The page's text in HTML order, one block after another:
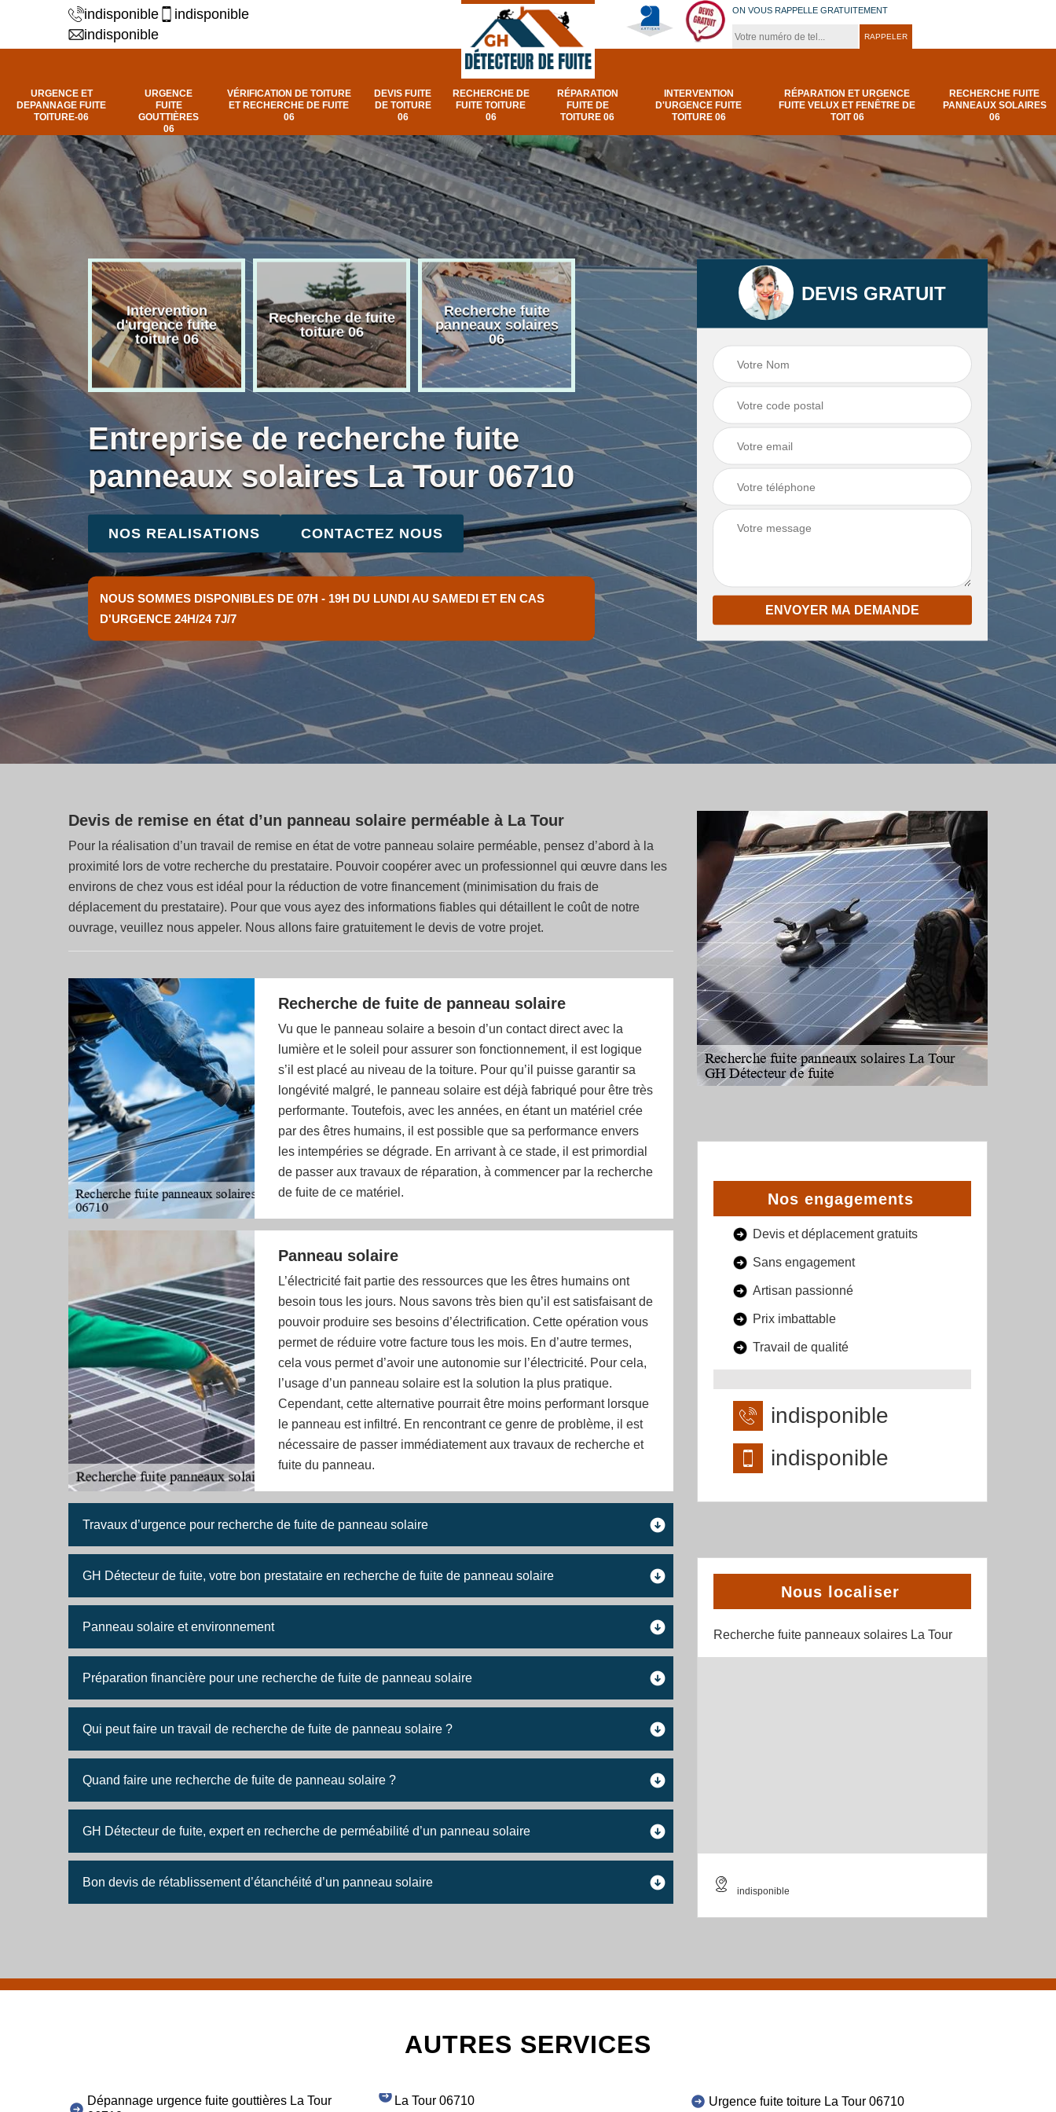
indisponible
indisponible
indisponible
ON VOUS RAPPELLE GRATUITEMENT
URGENCE ET
DEPANNAGE FUITE
TOITURE-06
URGENCE
FUITE
GOUTTIÈRES
06
VÉRIFICATION DE TOITURE
ET RECHERCHE DE FUITE
06
DEVIS FUITE
DE TOITURE
06
RECHERCHE DE
FUITE TOITURE
06
RÉPARATION
FUITE DE
TOITURE 06
INTERVENTION
D'URGENCE FUITE
TOITURE 06
RÉPARATION ET URGENCE
FUITE VELUX ET FENÊTRE DE
TOIT 06
RECHERCHE FUITE
PANNEAUX SOLAIRES
06
de
06
Intervention
d'urgence fuite
toiture 06
Recherche de fuite
toiture 06
Recherche fuite
panneaux solaires
06
urgence fuite velux
et fenêtre de toit 06
Réparation fuite de
toiture 06
Urgence et
depannage fuite
Entreprise de recherche fuite
panneaux solaires La Tour 06710
NOS REALISATIONS CONTACTEZ NOUS
NOUS SOMMES DISPONIBLES DE 07H - 19H DU LUNDI AU SAMEDI ET EN CAS
D'URGENCE 24H/24 7J/7
DEVIS GRATUIT
Devis de remise en état d’un panneau solaire perméable à La Tour
Pour la réalisation d’un travail de remise en état de votre panneau solaire perméable, pensez d’abord à la
proximité lors de votre recherche du prestataire. Pouvoir coopérer avec un professionnel qui œuvre dans les
environs de chez vous est idéal pour la réduction de votre financement (minimisation du frais de
déplacement du prestataire). Pour que vous ayez des informations fiables qui détaillent le coût de notre
ouvrage, veuillez nous appeler. Nous allons faire gratuitement le devis de votre projet.
Recherche de fuite de panneau solaire
Vu que le panneau solaire a besoin d’un contact direct avec la
lumière et le soleil pour assurer son fonctionnement, il est logique
s’il est placé au niveau de la toiture. Pour qu’il puisse garantir sa
longévité malgré, le panneau solaire est déjà fabriqué pour être très
performante. Toutefois, avec les années, en étant un matériel crée
par des êtres humains, il est possible que sa performance envers
les intempéries se dégrade. En arrivant à ce stade, il est primordial
de passer aux travaux de réparation, à commencer par la recherche
de fuite de ce matériel.
Panneau solaire
L’électricité fait partie des ressources que les êtres humains ont
besoin tous les jours. Nous savons très bien qu’il est satisfaisant de
pouvoir produire ses besoins d’électrification. Cette opération vous
permet de réduire votre facture tous les mois. En d’autre termes,
cela vous permet d’avoir une autonomie sur l’électricité. Pour cela,
l’usage d’un panneau solaire est la solution la plus pratique.
Cependant, cette alternative pourrait être moins performant lorsque
le panneau est infiltré. En rencontrant ce genre de problème, il est
nécessaire de passer immédiatement aux travaux de recherche et
fuite du panneau.
Travaux d’urgence pour recherche de fuite de panneau solaire
GH Détecteur de fuite, votre bon prestataire en recherche de fuite de panneau solaire
Panneau solaire et environnement
Préparation financière pour une recherche de fuite de panneau solaire
Qui peut faire un travail de recherche de fuite de panneau solaire ?
Quand faire une recherche de fuite de panneau solaire ?
GH Détecteur de fuite, expert en recherche de perméabilité d’un panneau solaire
Bon devis de rétablissement d’étanchéité d’un panneau solaire
Nos engagements
Devis et déplacement gratuits
Sans engagement
Artisan passionné
Prix imbattable
Travail de qualité
indisponible
indisponible
Nous localiser
Recherche fuite panneaux solaires La Tour
indisponible
AUTRES SERVICES
Dépannage urgence fuite gouttières La Tour
La Tour 06710 Urgence fuite toiture La Tour 06710